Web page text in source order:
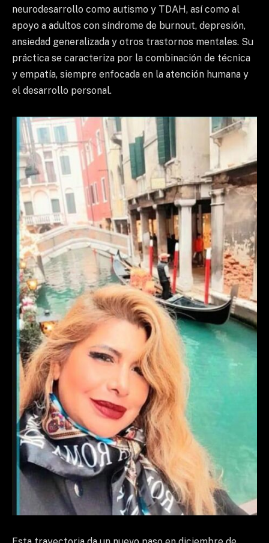
neurodesarrollo como autismo y TDAH, así como al
apoyo a adultos con síndrome de burnout, depresión,
ansiedad generalizada y otros trastornos mentales. Su
práctica se caracteriza por la combinación de técnica
y empatía, siempre enfocada en la atención humana y
el desarrollo personal.